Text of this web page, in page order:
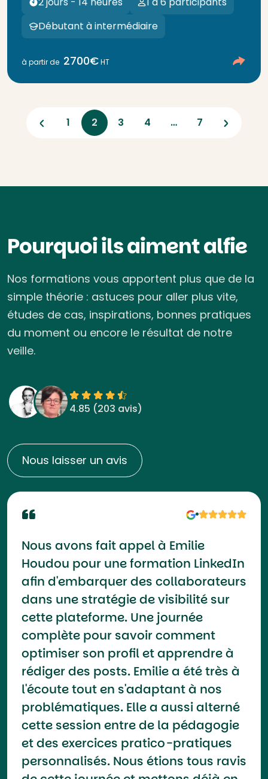
Débutant à intermédiaire
à partir de 2700€HT
Previous
1 2 3 4 … 7 Next
Pourquoi ils aiment alfie
Nos formations vous apportent plus que de la
simple théorie : astuces pour aller plus vite,
études de cas, inspirations, bonnes pratiques
du moment ou encore le résultat de notre
veille.
4.85 (203 avis)
Nous laisser un avis
Nous avons fait appel à Emilie
Houdou pour une formation LinkedIn
afin d'embarquer des collaborateurs
dans une stratégie de visibilité sur
cette plateforme. Une journée
complète pour savoir comment
optimiser son profil et apprendre à
rédiger des posts. Emilie a été très à
l'écoute tout en s'adaptant à nos
problématiques. Elle a aussi alterné
cette session entre de la pédagogie
et des exercices pratico-pratiques
personnalisés. Nous étions tous ravis